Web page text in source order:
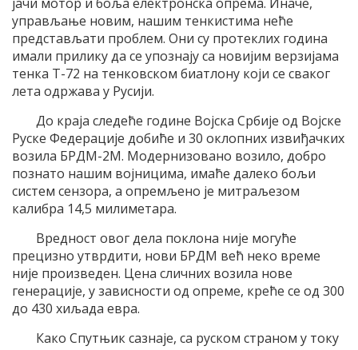
управљање новим, нашим тенкистима неће
представљати проблем. Они су протеклих година
имали прилику да се упознају са новијим верзијама
тенка Т-72 на тенковском биатлону који се сваког
лета одржава у Русији.
До краја следеће године Војска Србије од Војске
Руске Федерације добиће и 30 оклопних извиђачких
возила БРДМ-2М. Модернизовано возило, добро
познато нашим војницима, имаће далеко бољи
систем сензора, а опремљено је митраљезом
калибра 14,5 милиметара.
Вредност овог дела поклона није могуће
прецизно утврдити, нови БРДМ већ неко време
није произведен. Цена сличних возила нове
генерације, у зависности од опреме, креће се од 300
до 430 хиљада евра.
Како Спутњик сазнаје, са руском страном у току